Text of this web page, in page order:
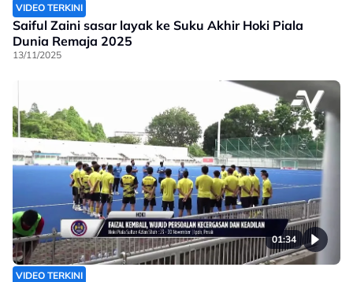
VIDEO TERKINI
Saiful Zaini sasar layak ke Suku Akhir Hoki Piala
Dunia Remaja 2025
13/11/2025
01:34
VIDEO TERKINI